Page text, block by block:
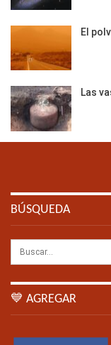
El
Las
BÚSQUEDA
💙 AGREGAR